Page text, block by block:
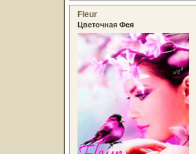
Fleur
Цветочная Фея